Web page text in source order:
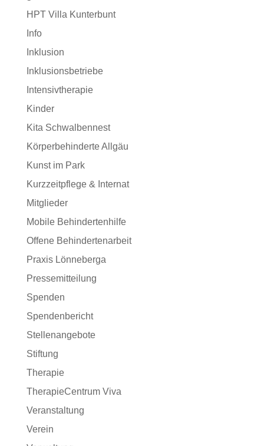
HPT Villa Kunterbunt
Info
Inklusion
Inklusionsbetriebe
Intensivtherapie
Kinder
Kita Schwalbennest
Körperbehinderte Allgäu
Kunst im Park
Kurzzeitpflege & Internat
Mitglieder
Mobile Behindertenhilfe
Offene Behindertenarbeit
Praxis Lönneberga
Pressemitteilung
Spenden
Spendenbericht
Stellenangebote
Stiftung
Therapie
TherapieCentrum Viva
Veranstaltung
Verein